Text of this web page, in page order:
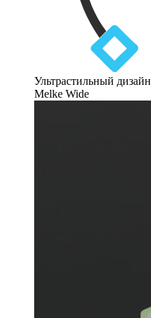
Ультрастильный дизайн
Melke Wide